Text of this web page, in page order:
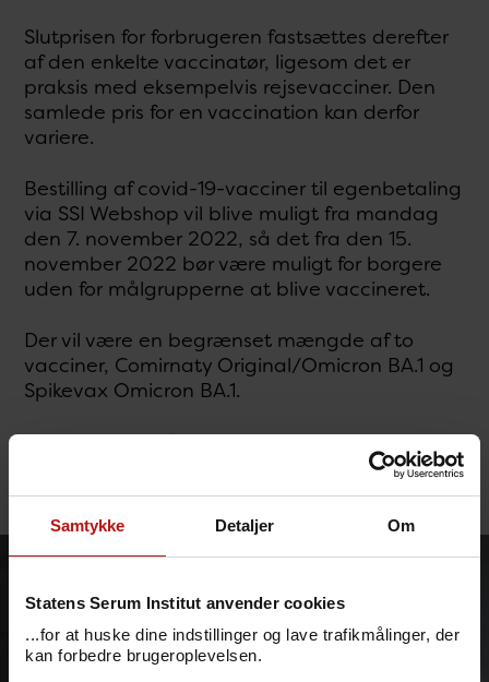
Samtykke Detaljer Om
Statens Serum Institut anvender cookies
...for at huske dine indstillinger og lave trafikmålinger, der
kan forbedre brugeroplevelsen.
Slutprisen for forbrugeren fastsættes derefter
af den enkelte vaccinatør, ligesom det er
praksis med eksempelvis rejsevacciner. Den
samlede pris for en vaccination kan derfor
variere.
Bestilling af covid-19-vacciner til egenbetaling
via SSI Webshop vil blive muligt fra mandag
den 7. november 2022, så det fra den 15.
november 2022 bør være muligt for borgere
uden for målgrupperne at blive vaccineret.
Der vil være en begrænset mængde af to
vacciner, Comirnaty Original/Omicron BA.1 og
Spikevax Omicron BA.1.
For nærmere information, seBestilling og